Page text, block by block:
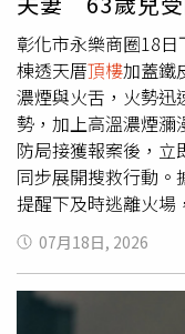
供）這場火警，一直
燃燒時間約3小時32
約1050平方公尺；
性嗆傷，送往中國醫
級，無生命危險；至
清，不排除與老舊建
遺留火源或其他因
飯店，是台中早年極
由藝術家王水河設
是昔日台中政商名
君也曾在此登台演唱
家族經營，雖已停
彰化市永樂商圈18
棟透天厝頂樓加蓋鐵
濃煙與火舌，火勢迅
勢，加上高溫濃煙瀰
防局接獲報案後，立
同步展開搜救行動
提醒下及時逃離火場
另有一名家屬也順
屋內，家屬焦急向
隨即冒險背負空氣呼
烈，濃煙充斥整棟
07月18日, 2026